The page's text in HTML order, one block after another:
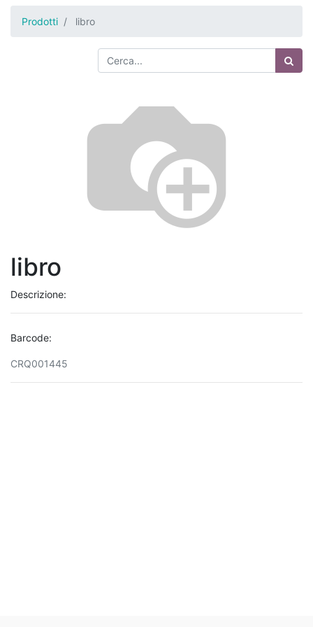
Prodotti libro
libro
Descrizione:
Barcode:
CRQ001445